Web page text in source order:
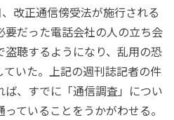
改正通信傍受法が施行される
要だった電話会社の人の立ち会
盗聴するようになり、乱用の恐
いた。上記の週刊誌記者の件
、すでに「通信調査」につい
ていることをうかがわせる。